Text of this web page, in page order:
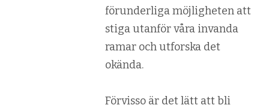
förunderliga möjligheten att
stiga utanför våra invanda
ramar och utforska det
okända.
Förvisso är det lätt att bli